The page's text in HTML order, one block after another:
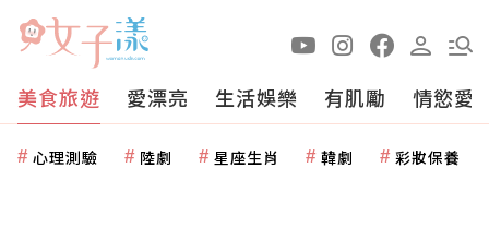
美食旅遊 愛漂亮 生活娛樂 有肌勵 情慾愛
心理測驗 陸劇 星座生肖 韓劇 彩妝保養